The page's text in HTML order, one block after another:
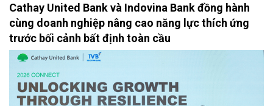
Cathay United Bank và Indovina Bank đồng hành
cùng doanh nghiệp nâng cao năng lực thích ứng
trước bối cảnh bất định toàn cầu